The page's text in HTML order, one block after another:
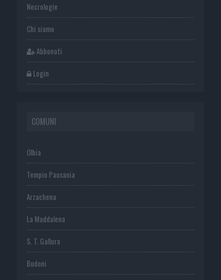
Necrologie
Chi siamo
Abbonati
Login
COMUNI
Olbia
Tempio Pausania
Arzachena
La Maddalena
S. T. Gallura
Budoni